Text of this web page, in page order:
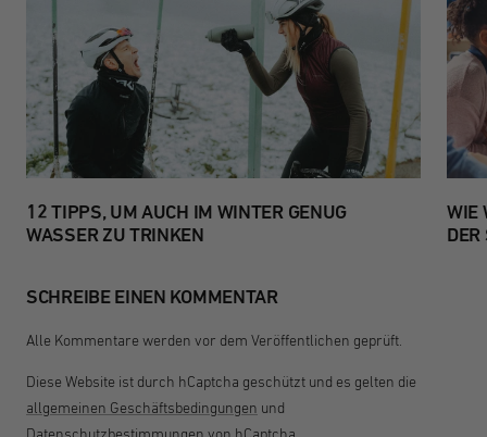
12 TIPPS, UM AUCH IM WINTER GENUG
WASSER ZU TRINKEN
WIE
DER
SCHREIBE EINEN KOMMENTAR
Alle Kommentare werden vor dem Veröffentlichen geprüft.
Diese Website ist durch hCaptcha geschützt und es gelten die
allgemeinen Geschäftsbedingungen und